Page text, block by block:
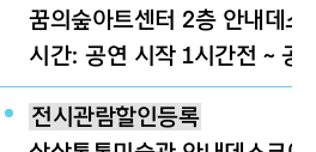
꿈의숲아트센터 2층 안내데
시간: 공연 시작 1시간전 ~ 공
전시관람할인등록